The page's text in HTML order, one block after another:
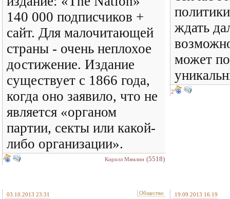
140 000 подписчиков +
сайт. Для малочитающей
страны - очень неплохое
достижение. Издание
существует с 1866 года,
когда оно заявило, что не
является «органом
партии, секты или какой-
либо организации».
Кирилл Мямлин (5518)
ждать
может
2
03.10.2013 23:31 Общество 19.09.2013 16:19